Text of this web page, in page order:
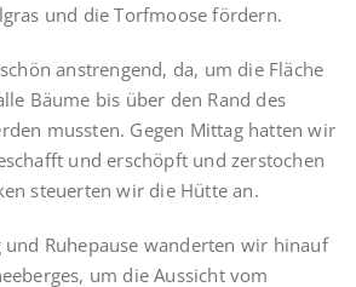
und die Torfmoose fördern.
anstrengend, da, um die Fläche
Bäume bis über den Rand des
mussten. Gegen Mittag hatten wir
und erschöpft und zerstochen
steuerten wir die Hütte an.
und Ruhepause wanderten wir hinauf
um die Aussicht vom